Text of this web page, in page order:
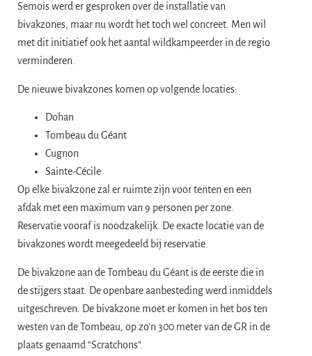
Semois werd er gesproken over de installatie van
bivakzones, maar nu wordt het toch wel concreet. Men wil
met dit initiatief ook het aantal wildkampeerder in de regio
verminderen.
De nieuwe bivakzones komen op volgende locaties:
Dohan
Tombeau du Géant
Cugnon
Sainte-Cécile
Op elke bivakzone zal er ruimte zijn voor tenten en een
afdak met een maximum van 9 personen per zone.
Reservatie vooraf is noodzakelijk. De exacte locatie van de
bivakzones wordt meegedeeld bij reservatie.
De bivakzone aan de Tombeau du Géant is de eerste die in
de stijgers staat. De openbare aanbesteding werd inmiddels
uitgeschreven. De bivakzone moet er komen in het bos ten
westen van de Tombeau, op zo’n 300 meter van de GR in de
plaats genaamd “Scratchons”.